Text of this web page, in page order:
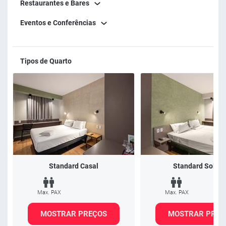
Restaurantes e Bares
Eventos e Conferências
Tipos de Quarto
Standard Casal
Max. PAX
MOSTRAR PREÇOS
Standard
Max. PAX
MOSTRAR